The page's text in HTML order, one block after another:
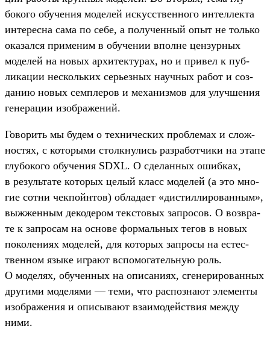
боко­го обу­чения моделей искусс­твен­ного интеллек­та
инте­рес­на сама по себе, а получен­ный опыт не толь­ко
ока­зал­ся при­меним в обу­чении впол­не цен­зурных
моделей на новых архи­тек­турах, но и при­вел к пуб­
ликации нес­коль­ких серь­езных науч­ных работ и соз­
данию новых сем­пле­ров и механиз­мов для улуч­шения
генера­ции изоб­ражений.
Го­ворить мы будем о тех­ничес­ких проб­лемах и слож­
ностях, с которы­ми стол­кну­лись раз­работ­чики на эта­пе
глу­боко­го обу­чения SDXL. О сде­лан­ных ошиб­ках,
в резуль­тате которых целый класс моделей (а это мно­
гие сот­ни чек­пой­нтов) обла­дает «дис­тилли­рован­ным»,
выж­женным декоде­ром тек­сто­вых зап­росов. О воз­вра­
те к зап­росам на осно­ве фор­маль­ных тегов в новых
поколе­ниях моделей, для которых зап­росы на естес­
твен­ном язы­ке игра­ют вспо­мога­тель­ную роль.
О моделях, обу­чен­ных на опи­сани­ях, сге­нери­рован­ных
дру­гими моделя­ми — теми, что рас­позна­ют эле­мен­ты
изоб­ражения и опи­сыва­ют вза­имо­дей­ствия меж­ду
ними.